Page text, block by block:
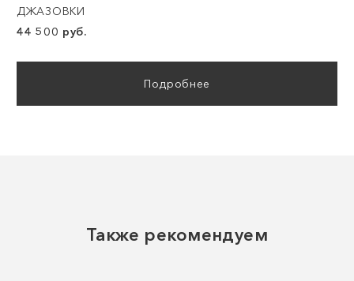
ДЖАЗОВКИ
44 500 руб.
Подробнее
Также рекомендуем